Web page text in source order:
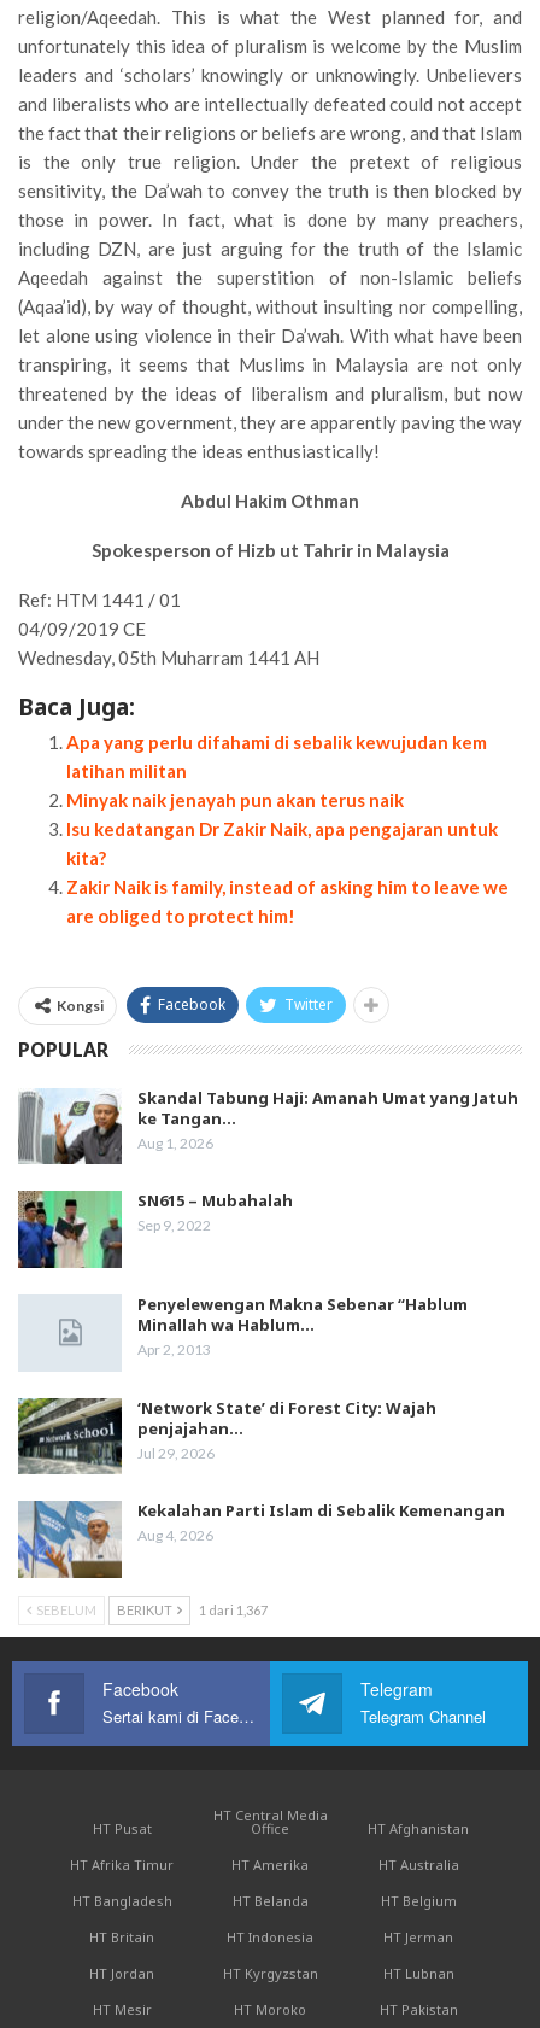
religion/Aqeedah. This is what the West planned for, and
unfortunately this idea of pluralism is welcome by the Muslim
leaders and ‘scholars’ knowingly or unknowingly. Unbelievers
and liberalists who are intellectually defeated could not accept
the fact that their religions or beliefs are wrong, and that Islam
is the only true religion. Under the pretext of religious
sensitivity, the Da’wah to convey the truth is then blocked by
those in power. In fact, what is done by many preachers,
including DZN, are just arguing for the truth of the Islamic
Aqeedah against the superstition of non-Islamic beliefs
(Aqaa’id), by way of thought, without insulting nor compelling,
let alone using violence in their Da’wah. With what have been
transpiring, it seems that Muslims in Malaysia are not only
threatened by the ideas of liberalism and pluralism, but now
under the new government, they are apparently paving the way
towards spreading the ideas enthusiastically!
Abdul Hakim Othman
Spokesperson of Hizb ut Tahrir in Malaysia
Ref: HTM 1441 / 01
04/09/2019 CE
Wednesday, 05th Muharram 1441 AH
Baca Juga:
Apa yang perlu difahami di sebalik kewujudan kem
latihan militan
Minyak naik jenayah pun akan terus naik
Isu kedatangan Dr Zakir Naik, apa pengajaran untuk
kita?
Zakir Naik is family, instead of asking him to leave we
are obliged to protect him!
Kongsi Facebook Twitter
POPULAR
Skandal Tabung Haji: Amanah Umat yang Jatuh
ke Tangan…
Aug 1, 2026
SN615 – Mubahalah
Sep 9, 2022
Penyelewengan Makna Sebenar “Hablum
Minallah wa Hablum…
Apr 2, 2013
‘Network State’ di Forest City: Wajah
penjajahan…
Jul 29, 2026
Kekalahan Parti Islam di Sebalik Kemenangan
Aug 4, 2026
SEBELUM BERIKUT 1 dari 1,367
Facebook
Sertai kami di Facebook
Telegram
Telegram Channel
HT Pusat
HT Central Media
Office
HT Afghanistan
HT Afrika Timur
HT Amerika
HT Australia
HT Bangladesh
HT Belanda
HT Belgium
HT Britain
HT Indonesia
HT Jerman
HT Jordan
HT Kyrgyzstan
HT Lubnan
HT Mesir
HT Moroko HT Pakistan